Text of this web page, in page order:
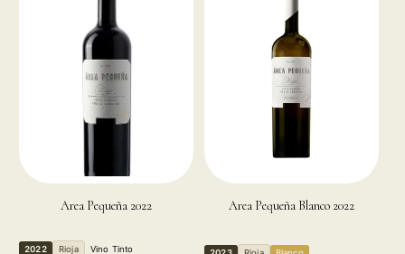
Area Pequeña 2022
2022 Rioja
Vino Tinto
Area Pequeña Blanco 2022